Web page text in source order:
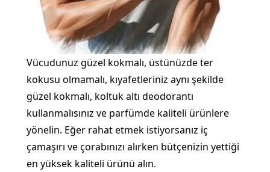
Vücudunuz güzel kokmalı, üstünüzde ter
kokusu olmamalı, kıyafetleriniz aynı şekilde
güzel kokmalı, koltuk altı deodorantı
kullanmalısınız ve parfümde kaliteli ürünlere
yönelin. Eğer rahat etmek istiyorsanız iç
çamaşırı ve çorabınızı alırken bütçenizin yettiği
en yüksek kaliteli ürünü alın.